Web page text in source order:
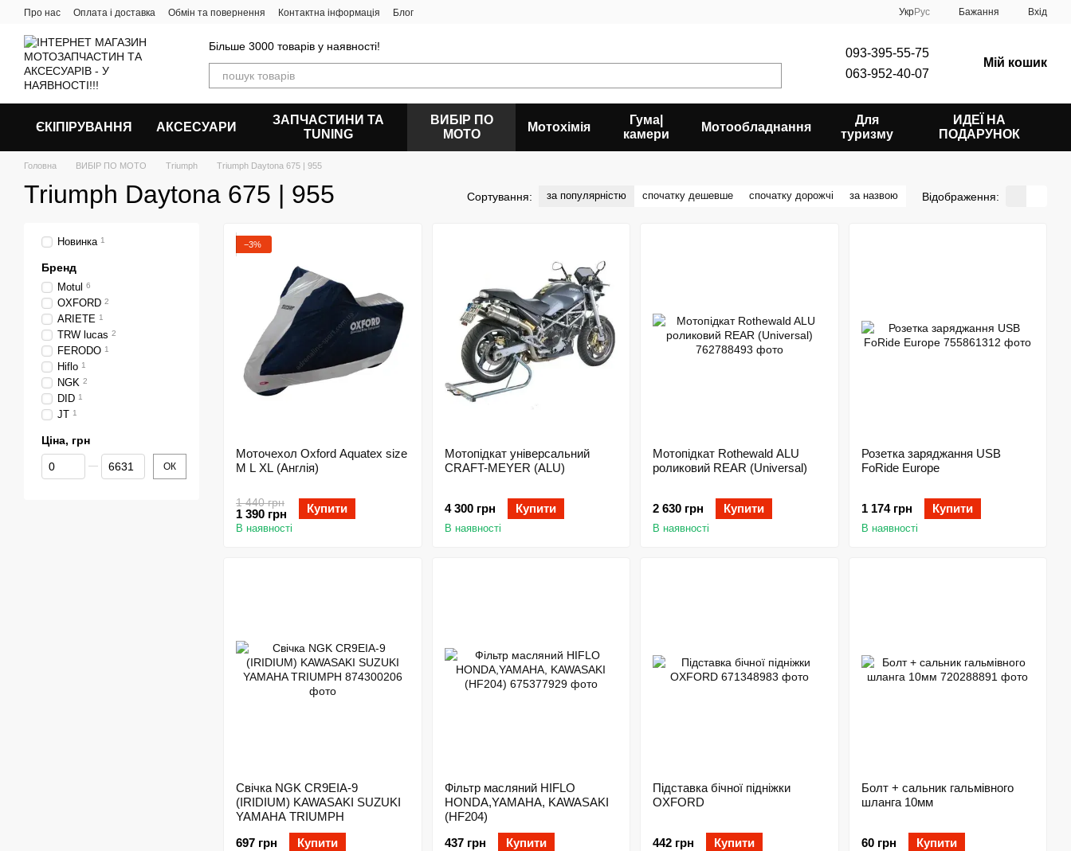
Перейти до основного контенту
Про нас Оплата і доставка Обмін та повернення Контактна інформація Блог УкрРус Бажання Вхід
Більше 3000 товарів у наявності!
093-395-55-75
063-952-40-07
Мій кошик
ЄКІПІРУВАННЯ АКСЕСУАРИ
ЗАПЧАСТИНИ ТА
ТUNING
ВИБІР ПО
МОТО
Мотохімія
Гума|
камери
Мотообладнання
Для
туризму
ИДЕЇ НА
ПОДАРУНОК
Головна ВИБІР ПО МОТО Triumph Triumph Daytona 675 | 955
Triumph Daytona 675 | 955 Сортування: за популярністю спочатку дешевше спочатку дорожчі за назвою Відображення:
−3%
Моточехол Oxford Aquatex size
M L XL (Англія)
1 440 грн
1 390 грн Купити
В наявності
Мотопідкат універсальний
CRAFT-MEYER (ALU)
4 300 грн Купити
В наявності
Мотопідкат Rothewald ALU
роликовий REAR (Universal)
2 630 грн Купити
В наявності
Розетка заряджання USB
FoRide Europe
1 174 грн Купити
В наявності
Свічка NGK CR9EIA-9
(IRIDIUM) KAWASAKI SUZUKI
YAMAHA TRIUMPH
697 грн
Купити
Фільтр масляний HIFLO
HONDA,YAMAHA, KAWASAKI
(HF204)
437 грн
Купити
Підставка бічної підніжки
OXFORD
442 грн Купити
Болт + сальник гальмівного
шланга 10мм
60 грн Купити
Новинка 1
Бренд
Motul 6
OXFORD 2
ARIETE 1
TRW lucas 2
FERODO 1
Hiflo 1
NGK 2
DID 1
JT 1
Ціна, грн
Від Ціна, грн
До Ціна, грн ОК